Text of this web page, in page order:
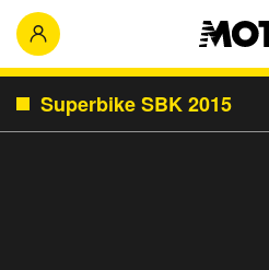
Superbike SBK 2015